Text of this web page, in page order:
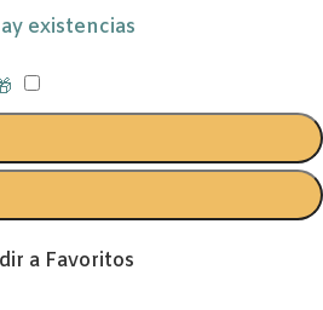
existencias
a Favoritos